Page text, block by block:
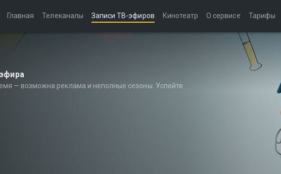
Главная Телеканалы Записи ТВ-эфиров Кинотеатр О сервисе Тарифы
— возможна реклама и неполные сезоны. Успейте